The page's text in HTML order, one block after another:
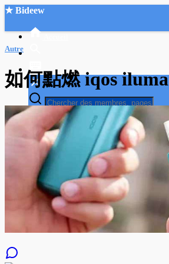
★ Bideew
Recherche Avancée
Mon compte
Connexion
Créer un compte
Mode nuit
Autre
如何點燃 iqos iluma